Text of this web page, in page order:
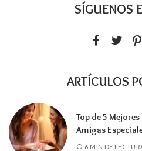
SÍGUENOS
ARTÍCULOS
Top de 5
Amigas
6 MIN DE